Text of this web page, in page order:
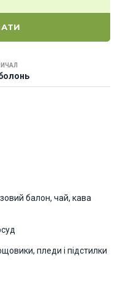
балон, чай, кава
пледи і підстилки